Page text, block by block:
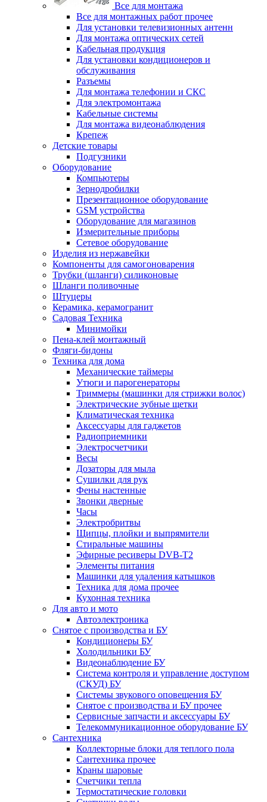
Все для монтажа
Все для монтажных работ прочее
Для установки телевизионных антенн
Для монтажа оптических сетей
Кабельная продукция
Для установки кондиционеров и
обслуживания
Разъемы
Для монтажа телефонии и СКС
Для электромонтажа
Кабельные системы
Для монтажа видеонаблюдения
Крепеж
Детские товары
Подгузники
Оборудование
Компьютеры
Зернодробилки
Презентационное оборудование
GSM устройства
Оборудование для магазинов
Измерительные приборы
Сетевое оборудование
Изделия из нержавейки
Компоненты для самогоноварения
Трубки (шланги) силиконовые
Шланги поливочные
Штуцеры
Керамика, керамогранит
Садовая Техника
Минимойки
Пена-клей монтажный
Фляги-бидоны
Техника для дома
Механические таймеры
Утюги и парогенераторы
Триммеры (машинки для стрижки волос)
Электрические зубные щетки
Климатическая техника
Аксессуары для гаджетов
Радиоприемники
Электросчетчики
Весы
Дозаторы для мыла
Сушилки для рук
Фены настенные
Звонки дверные
Часы
Электробритвы
Щипцы, плойки и выпрямители
Стиральные машины
Эфирные ресиверы DVB-T2
Элементы питания
Машинки для удаления катышков
Техника для дома прочее
Кухонная техника
Для авто и мото
Автоэлектроника
Снятое с производства и БУ
Кондиционеры БУ
Холодильники БУ
Видеонаблюдение БУ
Система контроля и управление доступом
(СКУД) БУ
Системы звукового оповещения БУ
Снятое с производства и БУ прочее
Сервисные запчасти и аксессуары БУ
Телекоммуникационное оборудование БУ
Сантехника
Коллекторные блоки для теплого пола
Сантехника прочее
Краны шаровые
Счетчики тепла
Термоcтатические головки